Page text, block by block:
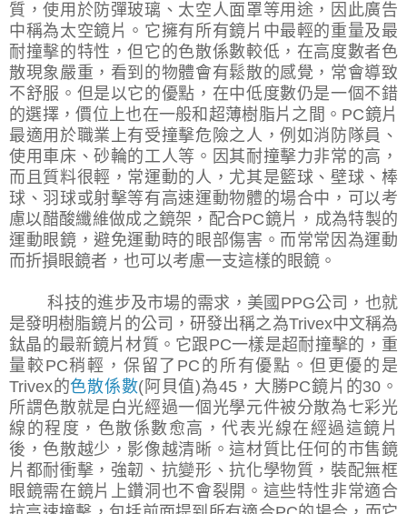
質，使用於防彈玻璃、太空人面罩等用途，因此廣告
中稱為太空鏡片。它擁有所有鏡片中最輕的重量及最
耐撞擊的特性，但它的色散係數較低，在高度數者色
散現象嚴重，看到的物體會有鬆散的感覺，常會導致
不舒服。但是以它的優點，在中低度數仍是一個不錯
的選擇，價位上也在一般和超薄樹脂片之間。 PC鏡片
最適用於職業上有受撞擊危險之人，例如消防隊員、
使用車床、砂輪的工人等。因其耐撞擊力非常的高，
而且質料很輕，常運動的人，尤其是籃球、壁球、棒
球、羽球或射擊等有高速運動物體的場合中，可以考
慮以醋酸纖維做成之鏡架，配合PC鏡片，成為特製的
運動眼鏡，避免運動時的眼部傷害。而常常因為運動
而折損眼鏡者，也可以考慮一支這樣的眼鏡。
科技的進步及市場的需求，美國 PPG公司，也就
是發明樹脂鏡片的公司，研發出稱之為Trivex中文稱為
鈦晶的最新鏡片材質。它跟PC一樣是超耐撞擊的，重
量較PC稍輕，保留了 PC 的所有優點。但更優的是
Trivex的色散係數( 阿貝值)為45，大勝PC鏡片的30 。
所謂色散就是白光經過一個光學元件被分散為七彩光
線的程度，色散係數愈高，代表光線在經過這鏡片
後，色散越少，影像越清晰。這材質比任何的市售鏡
片都耐衝擊，強韌、抗變形、抗化學物質，裝配無框
眼鏡需在鏡片上鑽洞也不會裂開。這些特性非常適合